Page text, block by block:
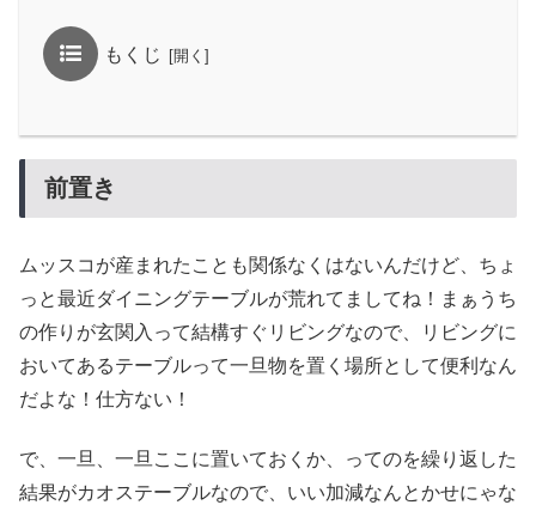
もくじ
前置き
ムッスコが産まれたことも関係なくはないんだけど、ちょ
っと最近ダイニングテーブルが荒れてましてね！まぁうち
の作りが玄関入って結構すぐリビングなので、リビングに
おいてあるテーブルって一旦物を置く場所として便利なん
だよな！仕方ない！
で、一旦、一旦ここに置いておくか、ってのを繰り返した
結果がカオステーブルなので、いい加減なんとかせにゃな